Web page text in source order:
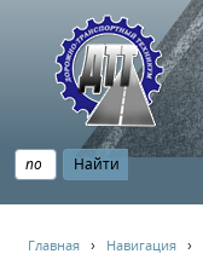
Главная › Навигация ›